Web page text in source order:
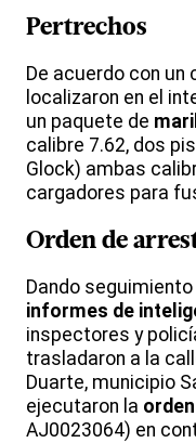
Pertrechos
De acuerdo con un
localizaron en el
un paquete de
calibre 7.62, dos
Glock) ambas
cargadores para
Orden de
Dando
informes de
inspectores y
trasladaron a la
Duarte, municipio
ejecutaron la
AJ0023064) en